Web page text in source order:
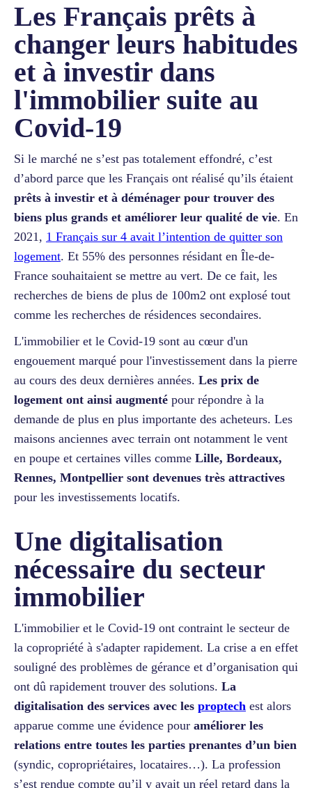
Les Français prêts à
changer leurs habitudes
et à investir dans
l'immobilier suite au
Covid-19
Si le marché ne s’est pas totalement effondré, c’est
d’abord parce que les Français ont réalisé qu’ils étaient
prêts à investir et à déménager pour trouver des
biens plus grands et améliorer leur qualité de vie. En
2021, 1 Français sur 4 avait l’intention de quitter son
logement. Et 55% des personnes résidant en Île-de-
France souhaitaient se mettre au vert. De ce fait, les
recherches de biens de plus de 100m2 ont explosé tout
comme les recherches de résidences secondaires.
L'immobilier et le Covid-19 sont au cœur d'un
engouement marqué pour l'investissement dans la pierre
au cours des deux dernières années. Les prix de
logement ont ainsi augmenté pour répondre à la
demande de plus en plus importante des acheteurs. Les
maisons anciennes avec terrain ont notamment le vent
en poupe et certaines villes comme Lille, Bordeaux,
Rennes, Montpellier sont devenues très attractives
pour les investissements locatifs.
Une digitalisation
nécessaire du secteur
immobilier
L'immobilier et le Covid-19 ont contraint le secteur de
la copropriété à s'adapter rapidement. La crise a en effet
souligné des problèmes de gérance et d’organisation qui
ont dû rapidement trouver des solutions. La
digitalisation des services avec les proptech est alors
apparue comme une évidence pour améliorer les
relations entre toutes les parties prenantes d’un bien
(syndic, copropriétaires, locataires…). La profession
s’est rendue compte qu’il y avait un réel retard dans la